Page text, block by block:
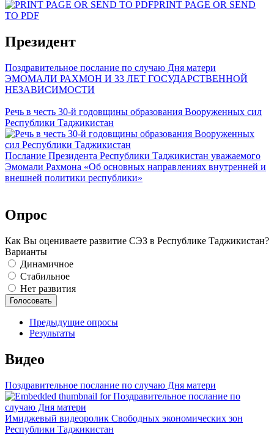
PRINT PAGE OR SEND
TO PDF
Президент
Поздравительное послание по случаю Дня матери
ЭМОМАЛИ РАХМОН И 33 ЛЕТ ГОСУДАРСТВЕННОЙ
НЕЗАВИСИМОСТИ
Речь в честь 30-й годовщины образования Вооруженных сил
Республики Таджикистан
Послание Президента Республики Таджикистан уважаемого
Эмомали Рахмона «Об основных направлениях внутренней и
внешней политики республики»
Опрос
Как Вы оцениваете развитие СЭЗ в Республике Таджикистан?
Варианты
Динамичное
Стабильное
Нет развития
Предыдущие опросы
Результаты
Видео
Поздравительное послание по случаю Дня матери
Имиджевый видеоролик Свободных экономических зон
Республики Таджикистан